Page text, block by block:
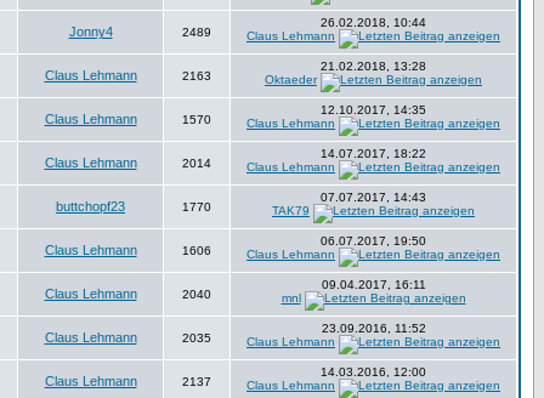
Jonny4 2489
26.02.2018, 10:44
Claus Lehmann
Claus Lehmann 2163
21.02.2018, 13:28
Oktaeder
Claus Lehmann 1570
12.10.2017, 14:35
Claus Lehmann
Claus Lehmann 2014
14.07.2017, 18:22
Claus Lehmann
buttchopf23 1770
07.07.2017, 14:43
TAK79
Claus Lehmann 1606
06.07.2017, 19:50
Claus Lehmann
Claus Lehmann 2040
09.04.2017, 16:11
mnl
Claus Lehmann 2035
23.09.2016, 11:52
Claus Lehmann
Claus Lehmann 2137
14.03.2016, 12:00
Claus Lehmann